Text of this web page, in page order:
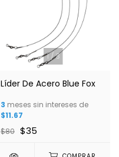
1/3
Líder De Acero Blue Fox
3 meses sin intereses de
$11.67
$80 $35